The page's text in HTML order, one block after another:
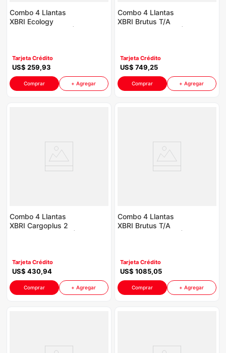
Combo 4 Llantas
XBRI Ecology
Tarjeta Crédito
US$ 259,93
Comprar + Agregar
Combo 4 Llantas
XBRI Brutus T/A
Tarjeta Crédito
US$ 749,25
Comprar + Agregar
Combo 4 Llantas
XBRI Cargoplus 2
Tarjeta Crédito
US$ 430,94
Comprar + Agregar
Combo 4 Llantas
XBRI Brutus T/A
Tarjeta Crédito
US$ 1085,05
Comprar + Agregar